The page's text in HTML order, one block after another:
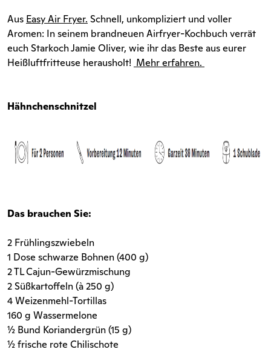
Aus Easy Air Fryer. Schnell, unkompliziert und voller
Aromen: In seinem brandneuen Airfryer-Kochbuch verrät
euch Starkoch Jamie Oliver, wie ihr das Beste aus eurer
Heißluftfritteuse herausholt! Mehr erfahren.
Hähnchenschnitzel
Das brauchen Sie:
2 Frühlingszwiebeln
1 Dose schwarze Bohnen (400 g)
2 TL Cajun-Gewürzmischung
2 Süßkartoffeln (à 250 g)
4 Weizenmehl-Tortillas
160 g Wassermelone
½ Bund Koriandergrün (15 g)
½ frische rote Chilischote